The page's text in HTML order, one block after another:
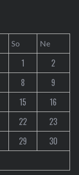
So Ne
1
2
8
9
15
16
22
23
29
30